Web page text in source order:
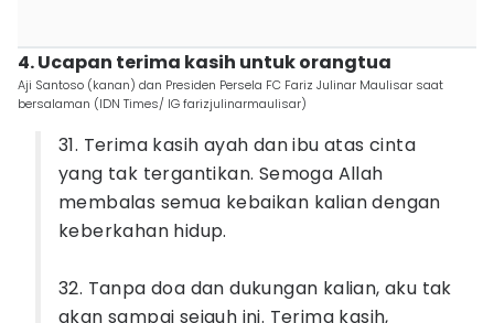
4. Ucapan terima kasih untuk orangtua
Aji Santoso (kanan) dan Presiden Persela FC Fariz Julinar Maulisar saat
bersalaman (IDN Times/ IG farizjulinarmaulisar)
31. Terima kasih ayah dan ibu atas cinta
yang tak tergantikan. Semoga Allah
membalas semua kebaikan kalian dengan
keberkahan hidup.
32. Tanpa doa dan dukungan kalian, aku tak
akan sampai sejauh ini. Terima kasih,